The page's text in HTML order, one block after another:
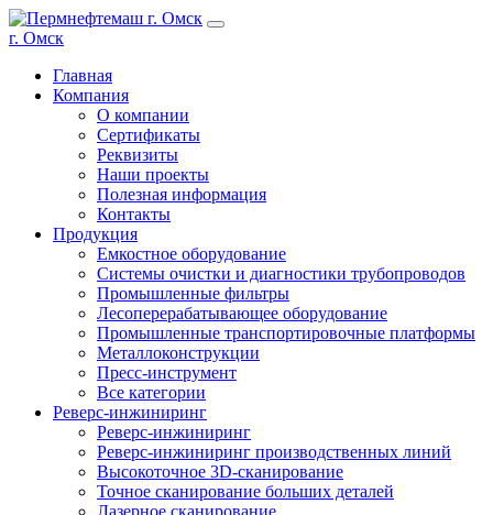
г. Омск
Главная
Компания
О компании
Сертификаты
Реквизиты
Наши проекты
Полезная информация
Контакты
Продукция
Емкостное оборудование
Системы очистки и диагностики трубопроводов
Промышленные фильтры
Лесоперерабатывающее оборудование
Промышленные транспортировочные платформы
Металлоконструкции
Пресс-инструмент
Все категории
Реверс-инжиниринг
Реверс-инжиниринг
Реверс-инжиниринг производственных линий
Высокоточное 3D-сканирование
Точное сканирование больших деталей
Лазерное сканирование